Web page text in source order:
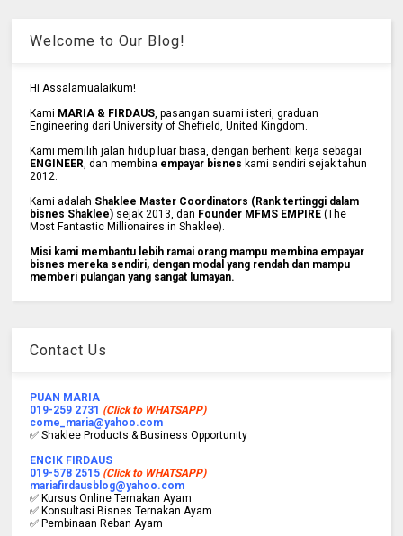
Welcome to Our Blog!
Hi Assalamualaikum!
Kami MARIA & FIRDAUS , pasangan suami isteri, graduan
Engineering dari University of Sheffield, United Kingdom.
Kami memilih jalan hidup luar biasa, dengan berhenti kerja sebagai
ENGINEER , dan membina empayar bisnes kami sendiri sejak tahun
2012.
Kami adalah Shaklee Master Coordinators (Rank tertinggi dalam
bisnes Shaklee) sejak 2013, dan Founder MFMS EMPIRE (The
Most Fantastic Millionaires in Shaklee).
Misi kami membantu lebih ramai orang mampu membina empayar
bisnes mereka sendiri, dengan modal yang rendah dan mampu
memberi pulangan yang sangat lumayan.
Contact Us
PUAN MARIA
019-259 2731 (Click to WHATSAPP)
come_maria@yahoo.com
✅ Shaklee Products & Business Opportunity
ENCIK FIRDAUS
019-578 2515 (Click to WHATSAPP)
mariafirdausblog@yahoo.com
✅ Kursus Online Ternakan Ayam
✅ Konsultasi Bisnes Ternakan Ayam
✅ Pembinaan Reban Ayam